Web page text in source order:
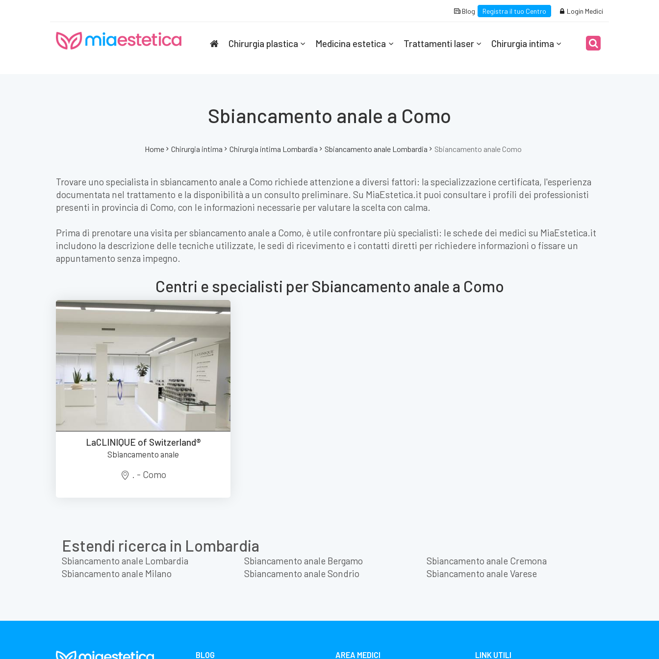
Blog Registra il tuo Centro Login Medici
Chirurgia plastica Medicina estetica Trattamenti laser Chirurgia intima
Sbiancamento anale a Como
Home Chirurgia intima Chirurgia intima Lombardia Sbiancamento anale Lombardia Sbiancamento anale Como
Trovare uno specialista in sbiancamento anale a Como richiede attenzione a diversi fattori: la specializzazione certificata, l'esperienza
documentata nel trattamento e la disponibilità a un consulto preliminare. Su MiaEstetica.it puoi consultare i profili dei professionisti
presenti in provincia di Como, con le informazioni necessarie per valutare la scelta con calma.
Prima di prenotare una visita per sbiancamento anale a Como, è utile confrontare più specialisti: le schede dei medici su MiaEstetica.it
includono la descrizione delle tecniche utilizzate, le sedi di ricevimento e i contatti diretti per richiedere informazioni o fissare un
appuntamento senza impegno.
Centri e specialisti per Sbiancamento anale a Como
LaCLINIQUE of Switzerland®
Sbiancamento anale
. - Como
Estendi ricerca in Lombardia
Sbiancamento anale Lombardia Sbiancamento anale Bergamo
Sbiancamento anale Cremona
Sbiancamento anale Milano
Sbiancamento anale Sondrio Sbiancamento anale Varese
BLOG AREA MEDICI LINK UTILI